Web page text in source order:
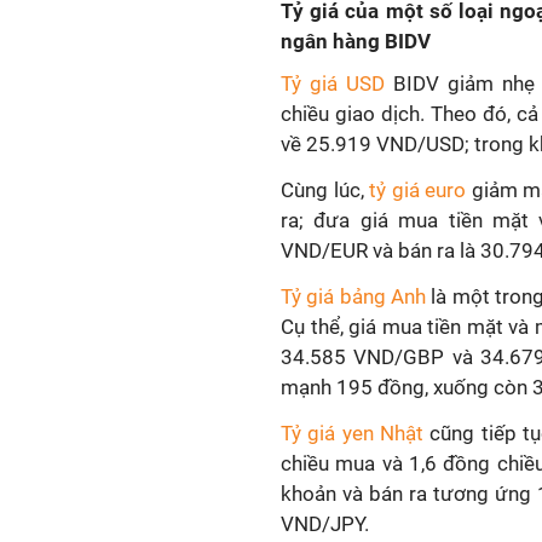
Tỷ giá của một số loại
ngân hàng BIDV
Tỷ giá USD BIDV giảm
chiều giao dịch. Theo đó,
về 25.919 VND/USD; trong
Cùng lúc, tỷ giá euro giảm
ra; đưa giá mua tiền mặt
VND/EUR và bán ra là
Tỷ giá bảng Anh là một
Cụ thể, giá mua tiền mặt
34.585 VND/GBP và
mạnh 195 đồng, xuống còn
Tỷ giá yen Nhật cũng tiếp
chiều mua và 1,6 đồng
khoản và bán ra tương ứng
VND/JPY.